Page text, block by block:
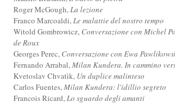
Roger McGough,La lezione
Franco Marcoaldi,Le malattie del nostro tempo
Witold Gombrowicz, Conversazione con Michel
de Roux
Georges Perec, Conversazione con Ewa
Fernando Arrabal,Milan Kundera. In cammino
Kvetoslav Chvatìk, Un duplice malinteso
Carlos Fuentes,Milan Kundera: l'idillio segreto
Francois Ricard,Lo sguardo degli amanti